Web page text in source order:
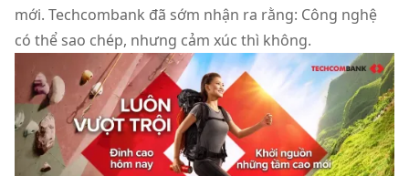
mới. Techcombank đã sớm nhận ra rằng: Công nghệ
có thể sao chép, nhưng cảm xúc thì không.